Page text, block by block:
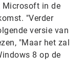
Microsoft in de
"Verder
versie van
"Maar het zal
8 op de